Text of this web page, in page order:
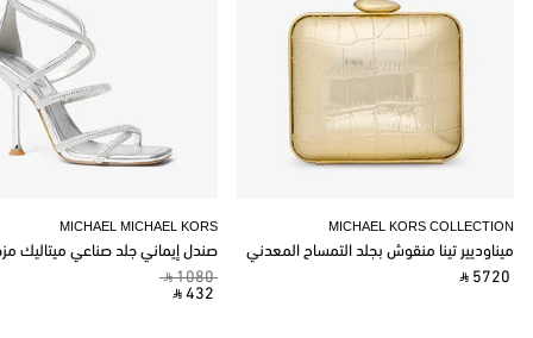
MICHAEL MICHAEL KORS
صندل إيماني جلد صناعي ميتاليك
‎ ⃁ 1080 ‎
‎ ⃁ 432 ‎
MICHAEL KORS COLLECTION
ميناوديير تينا منقوش بجلد التمساح المعدني
‎ ⃁ 5720 ‎